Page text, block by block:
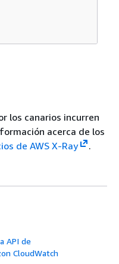
los canarios incurren
acerca de los
de AWS X-Ray .
API de
CloudWatch